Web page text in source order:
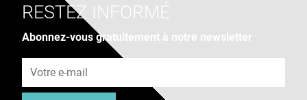
RESTEZ INFORMÉ
Abonnez-vous gratuitement à notre newsletter